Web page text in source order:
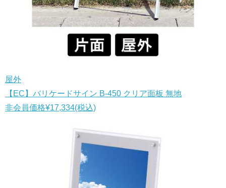
屋外
【EC】バリケードサイン B-450 クリア面板 無地
非会員価格¥17,334(税込)